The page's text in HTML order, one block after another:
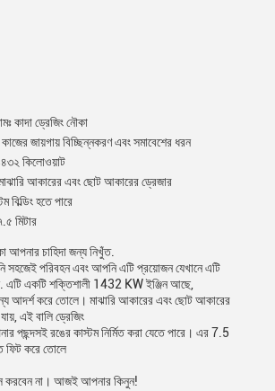
কাদা ড্রেজিং নৌকা
কাজের জায়গায় বিচ্ছিন্নকরণ এবং সমাবেশের ধরন
কিলোওয়াট
আকারের এবং ছোট আকারের ড্রেজার
বিল্ডিং হতে পারে
মিটার
আপনার চাহিদা জন্য নিখুঁত.
সহজেই পরিবহন এবং আপনি এটি প্রয়োজন যেখানে এটি
এটি একটি শক্তিশালী 1432 KW ইঞ্জিন আছে,
আদর্শ করে তোলে। মাঝারি আকারের এবং ছোট আকারের
এই বালি ড্রেজিং
পছন্দসই রঙের কাস্টম নির্মিত করা যেতে পারে। এর 7.5
ফিট করে তোলে
করবেন না। আজই আপনার কিনুন!